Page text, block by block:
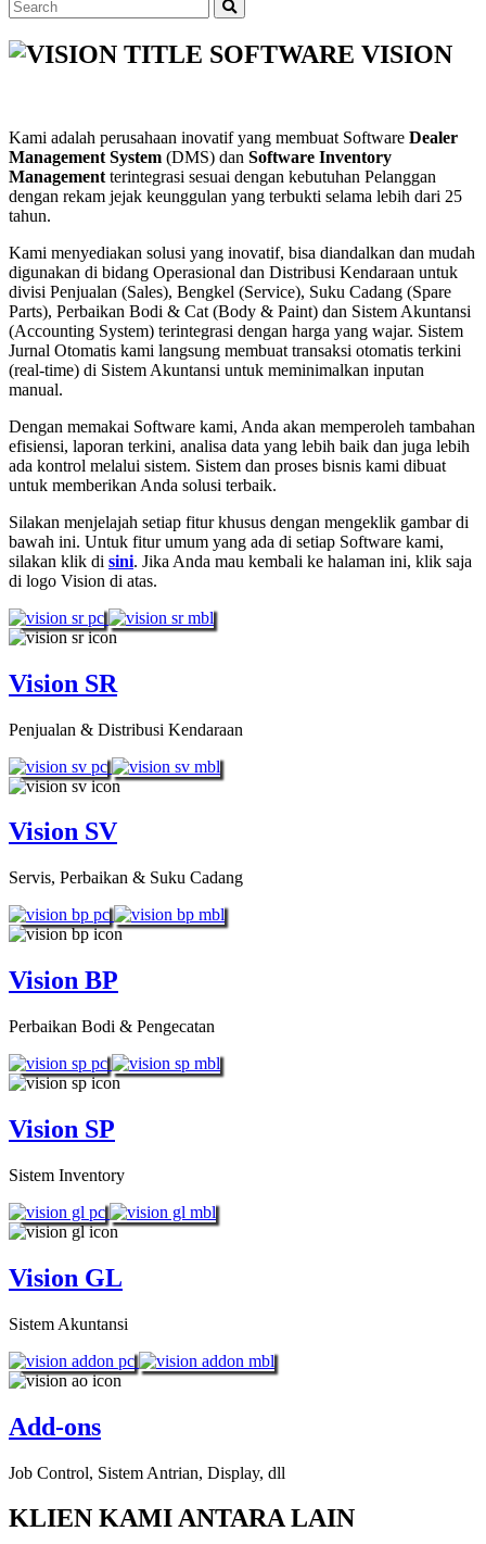
SOFTWARE VISION
Kami adalah perusahaan inovatif yang membuat Software Dealer
Management System (DMS) dan Software Inventory
Management terintegrasi sesuai dengan kebutuhan Pelanggan
dengan rekam jejak keunggulan yang terbukti selama lebih dari 25
tahun.
Kami menyediakan solusi yang inovatif, bisa diandalkan dan mudah
digunakan di bidang Operasional dan Distribusi Kendaraan untuk
divisi Penjualan (Sales), Bengkel (Service), Suku Cadang (Spare
Parts), Perbaikan Bodi & Cat (Body & Paint) dan Sistem Akuntansi
(Accounting System) terintegrasi dengan harga yang wajar. Sistem
Jurnal Otomatis kami langsung membuat transaksi otomatis terkini
(real-time) di Sistem Akuntansi untuk meminimalkan inputan
manual.
Dengan memakai Software kami, Anda akan memperoleh tambahan
efisiensi, laporan terkini, analisa data yang lebih baik dan juga lebih
ada kontrol melalui sistem. Sistem dan proses bisnis kami dibuat
untuk memberikan Anda solusi terbaik.
Silakan menjelajah setiap fitur khusus dengan mengeklik gambar di
bawah ini. Untuk fitur umum yang ada di setiap Software kami,
silakan klik di sini. Jika Anda mau kembali ke halaman ini, klik saja
di logo Vision di atas.
Vision SR
Penjualan & Distribusi Kendaraan
Vision SV
Servis, Perbaikan & Suku Cadang
Vision BP
Perbaikan Bodi & Pengecatan
Vision SP
Sistem Inventory
Vision GL
Sistem Akuntansi
Add-ons
Job Control, Sistem Antrian, Display, dll
KLIEN KAMI ANTARA LAIN